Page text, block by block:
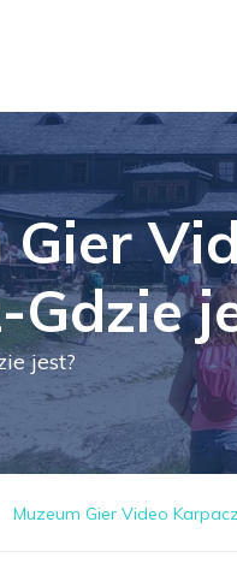
Gier
jest?
Muzeum Gier Video